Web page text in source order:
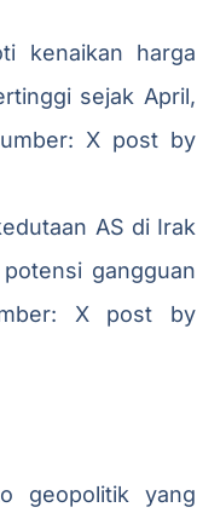
kenaikan harga
sejak April,
X post by
AS di Irak
gangguan
X post by
geopolitik yang